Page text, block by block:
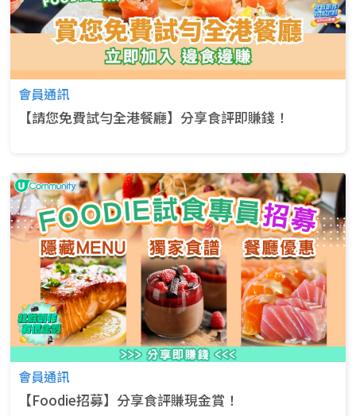
會員通訊
【請您免費試勻全港餐廳】分享食評即賺錢！
會員通訊
【Foodie招募】分享食評賺現金賞！